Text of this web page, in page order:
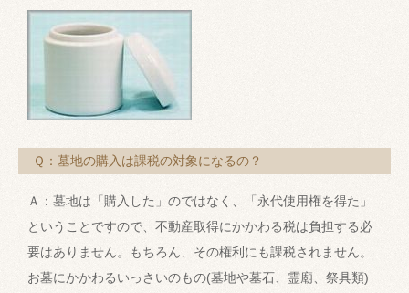
Ｑ：墓地の購入は課税の対象になるの？
Ａ：墓地は「購入した」のではなく、「永代使用権を得た」
ということですので、不動産取得にかかわる税は負担する必
要はありません。もちろん、その権利にも課税されません。
お墓にかかわるいっさいのもの(墓地や墓石、霊廟、祭具類)